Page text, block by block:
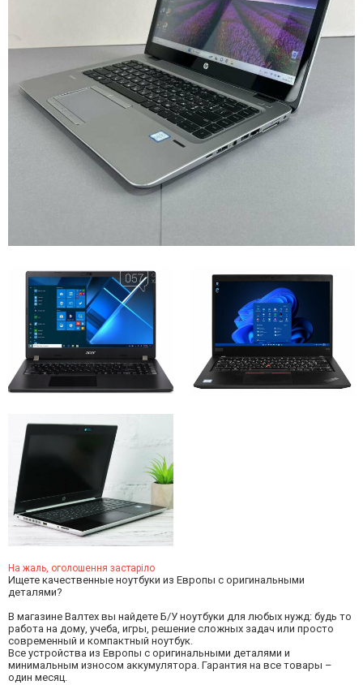
На жаль, оголошення застаріло
Ищете качественные ноутбуки из Европы с оригинальными
деталями?
В магазине Валтех вы найдете Б/У ноутбуки для любых нужд: будь то
работа на дому, учеба, игры, решение сложных задач или просто
современный и компактный ноутбук.
Все устройства из Европы с оригинальными деталями и
минимальным износом аккумулятора. Гарантия на все товары –
один месяц.